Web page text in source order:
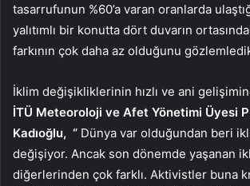
tasarrufunun %60’a varan oranlarda
yalıtımlı bir konutta dört duvarın
farkının çok daha az olduğunu
İklim değişikliklerinin hızlı ve ani
İTÜ Meteoroloji ve Afet Yönetimi Üyesi
Kadıoğlu, “ Dünya var olduğundan beri
değişiyor. Ancak son dönemde yaşanan
diğerlerinden çok farklı. Aktivistler buna